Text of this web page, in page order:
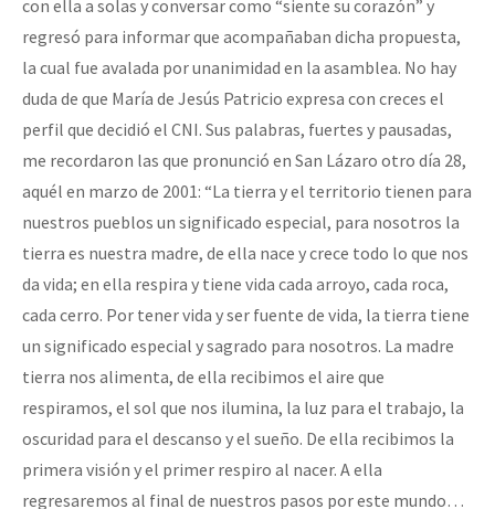
con ella a solas y conversar como siente su corazón y
regresó para informar que acompañaban dicha propuesta,
la cual fue avalada por unanimidad en la asamblea. No hay
duda de que María de Jesús Patricio expresa con creces el
perfil que decidió el CNI. Sus palabras, fuertes y pausadas,
me recordaron las que pronunció en San Lázaro otro día 28,
aquél en marzo de 2001: “La tierra y el territorio tienen para
nuestros pueblos un significado especial, para nosotros la
tierra es nuestra madre, de ella nace y crece todo lo que nos
da vida; en ella respira y tiene vida cada arroyo, cada roca,
cada cerro. Por tener vida y ser fuente de vida, la tierra tiene
un significado especial y sagrado para nosotros. La madre
tierra nos alimenta, de ella recibimos el aire que
respiramos, el sol que nos ilumina, la luz para el trabajo, la
oscuridad para el descanso y el sueño. De ella recibimos la
primera visión y el primer respiro al nacer. A ella
regresaremos al final de nuestros pasos por este mundo…